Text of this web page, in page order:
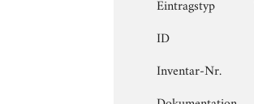
Eintragstyp
ID
Inventar-Nr.